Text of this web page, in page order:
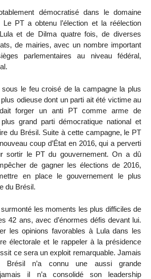
démocratisé dans le domaine
PT a obtenu l’élection et la réélection
et de Dilma quatre fois, de diverses
de mairies, avec un nombre important
parlementaires au niveau fédéral,
sous le feu croisé de la campagne la plus
odieuse dont un parti ait été victime au
forger un anti PT comme arme de
grand parti démocratique national et
du Brésil. Suite à cette campagne, le PT
coup d’État en 2016, qui a perverti
sortir le PT du gouvernement. On a dû
de gagner les élections de 2016,
en place le gouvernement le plus
du Brésil.
les moments les plus difficiles de
42 ans, avec d’énormes défis devant lui.
les opinions favorables à Lula dans les
électorale et le rappeler à la présidence
ce sera un exploit remarquable. Jamais
Brésil n’a connu une aussi grande
il n’a consolidé son leadership